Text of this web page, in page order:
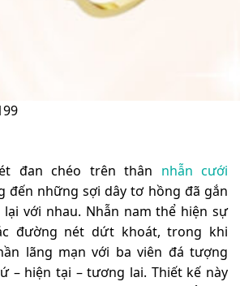
đan chéo trên thân nhẫn cưới
đến những sợi dây tơ hồng đã gắn
với nhau. Nhẫn nam thể hiện sự
đường nét dứt khoát, trong khi
lãng mạn với ba viên đá tượng
– hiện tại – tương lai. Thiết kế này